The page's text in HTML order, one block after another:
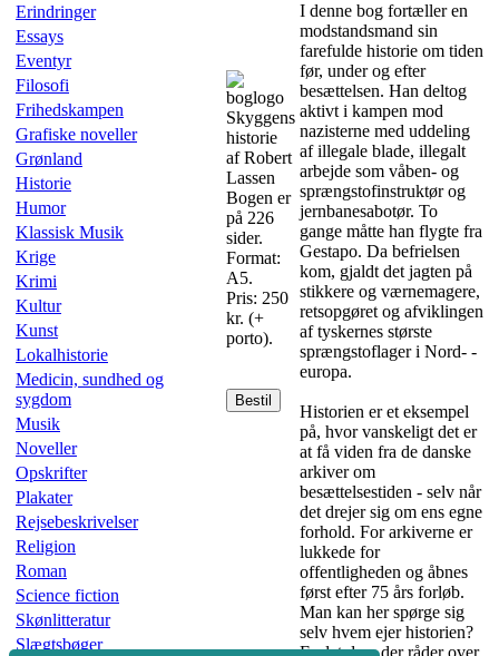
Erindringer
Essays
Eventyr
Filosofi
Frihedskampen
Grafiske noveller
Grønland
Historie
Humor
Klassisk Musik
Krige
Krimi
Kultur
Kunst
Lokalhistorie
Medicin, sundhed og
sygdom
Musik
Noveller
Opskrifter
Plakater
Rejsebeskrivelser
Religion
Roman
Science fiction
Skønlitteratur
Slægtsbøger
Skyggens
historie
af Robert
Lassen
Bogen er
på 226
sider.
Format:
A5.
Pris: 250
kr. (+
porto).
Bestil
I denne bog fortæller en
modstandsmand sin
farefulde historie om tiden
før, under og efter
besættelsen. Han deltog
aktivt i kampen mod
nazisterne med uddeling
af illegale blade, illegalt
arbejde som våben- og
sprængstofinstruktør og
jernbanesabotør. To
gange måtte han flygte fra
Gestapo. Da befrielsen
kom, gjaldt det jagten på
stikkere og værnemagere,
retsopgøret og afviklingen
af tyskernes største
sprængstoflager i Nord- ­­­
europa.
Historien er et eksempel
på, hvor vanskeligt det er
at få viden fra de danske
arkiver om
besættelsestiden - selv når
det drejer sig om ens egne
forhold. For arkiverne er
lukkede for
offentligheden og åbnes
først efter 75 års forløb.
Man kan her spørge sig
selv hvem ejer historien?
Er det den, der råder over